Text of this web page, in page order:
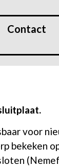
Contact
voor
bekeken